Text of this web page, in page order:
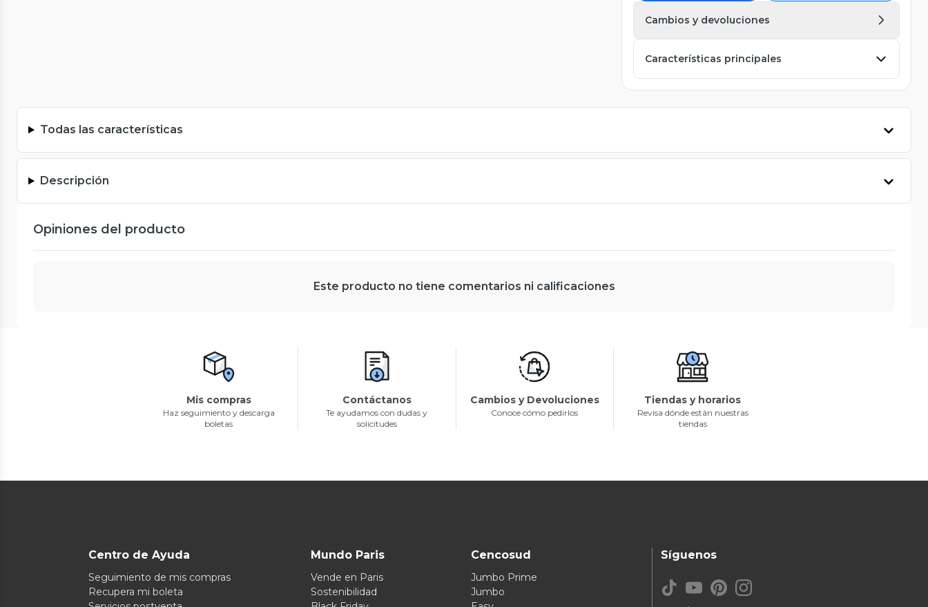
Cambios y devoluciones
Características principales
Todas las características
Descripción
Opiniones del producto
Este producto no tiene comentarios ni calificaciones
Mis compras
Haz seguimiento y descarga
boletas
Contáctanos
Te ayudamos con dudas y
solicitudes
Cambios y Devoluciones
Conoce cómo pedirlos
Tiendas y horarios
Revisa dónde están nuestras
tiendas
Centro de Ayuda
Seguimiento de mis compras
Recupera mi boleta
Mundo Paris
Vende en Paris
Sostenibilidad
Cencosud
Jumbo Prime
Jumbo
Síguenos